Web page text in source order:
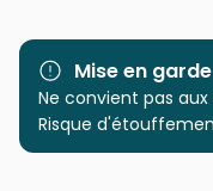
Marque
Catégorie
Mise en garde
Ne convient pas
Risque